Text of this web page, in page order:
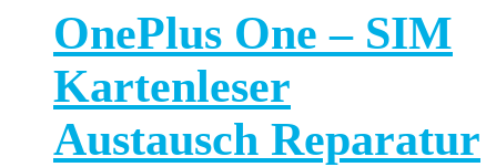
OnePlus One – SIM
Kartenleser
Austausch Reparatur